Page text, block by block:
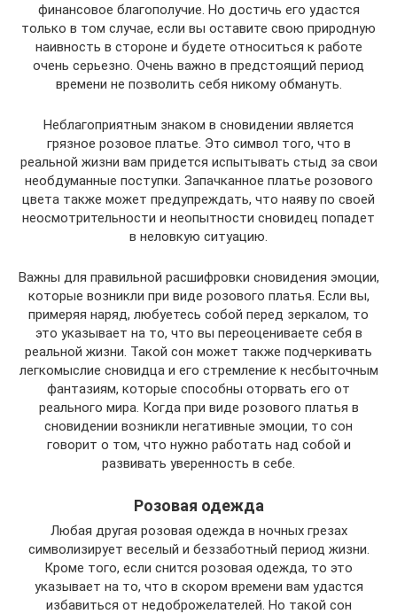
финансовое благополучие. Но достичь его удастся
только в том случае, если вы оставите свою природную
наивность в стороне и будете относиться к работе
очень серьезно. Очень важно в предстоящий период
времени не позволить себя никому обмануть.
Неблагоприятным знаком в сновидении является
грязное розовое платье. Это символ того, что в
реальной жизни вам придется испытывать стыд за свои
необдуманные поступки. Запачканное платье розового
цвета также может предупреждать, что наяву по своей
неосмотрительности и неопытности сновидец попадет
в неловкую ситуацию.
Важны для правильной расшифровки сновидения эмоции,
которые возникли при виде розового платья. Если вы,
примеряя наряд, любуетесь собой перед зеркалом, то
это указывает на то, что вы переоцениваете себя в
реальной жизни. Такой сон может также подчеркивать
легкомыслие сновидца и его стремление к несбыточным
фантазиям, которые способны оторвать его от
реального мира. Когда при виде розового платья в
сновидении возникли негативные эмоции, то сон
говорит о том, что нужно работать над собой и
развивать уверенность в себе.
Розовая одежда
Любая другая розовая одежда в ночных грезах
символизирует веселый и беззаботный период жизни.
Кроме того, если снится розовая одежда, то это
указывает на то, что в скором времени вам удастся
избавиться от недоброжелателей. Но такой сон